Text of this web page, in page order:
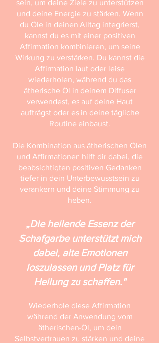
sein, um deine Ziele zu unterstützen
und deine Energie zu stärken. Wenn
du Öle in deinen Alltag integrierst,
kannst du es mit einer positiven
Affirmation kombinieren, um seine
Wirkung zu verstärken. Du kannst die
Affirmation laut oder leise
wiederholen, während du das
ätherische Öl in deinem Diffuser
verwendest, es auf deine Haut
aufträgst oder es in deine tägliche
Routine einbaust.
Die Kombination aus ätherischen Ölen
und Affirmationen hilft dir dabei, die
beabsichtigten positiven Gedanken
tiefer in dein Unterbewusstsein zu
verankern und deine Stimmung zu
heben.
„Die heilende Essenz der
Schafgarbe unterstützt mich
dabei, alte Emotionen
loszulassen und Platz für
Heilung zu schaffen."
Wiederhole diese Affirmation
während der Anwendung vom
ätherischen-Öl, um dein
Selbstvertrauen zu stärken und deine